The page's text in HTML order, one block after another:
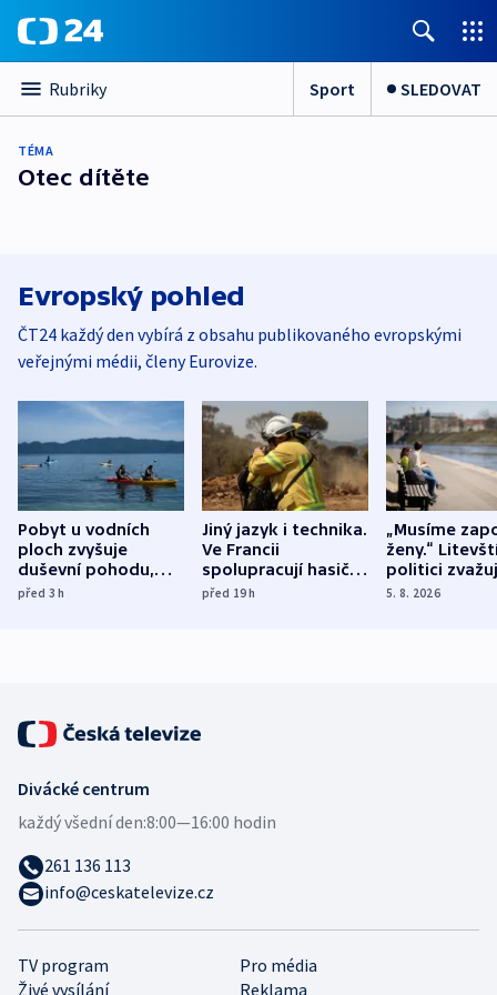
Rubriky Sport SLEDOVAT
TÉMA
Otec dítěte
Evropský pohled
ČT24 každý den vybírá z obsahu publikovaného evropskými
veřejnými médii, členy Eurovize.
Pobyt u vodních
ploch zvyšuje
duševní pohodu,
ukázala
před 3h
Jiný jazyk i technika.
Ve Francii
spolupracují hasiči z
různých zemí
před 19h
„Musíme
ženy.“
politici
dohodu o
5. 8. 2026
TV program
Pro média
Živé vysílání
Reklama
Divácké centrum
každý všední den:8:00—16:00 hodin
261 136 113
info@ceskatelevize.cz